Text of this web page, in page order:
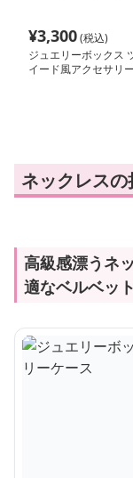
¥3,300(税込)
ジュエリーボックス
イード風アクセサリ
ネックレス
高級感漂うネ
適なベルベッ